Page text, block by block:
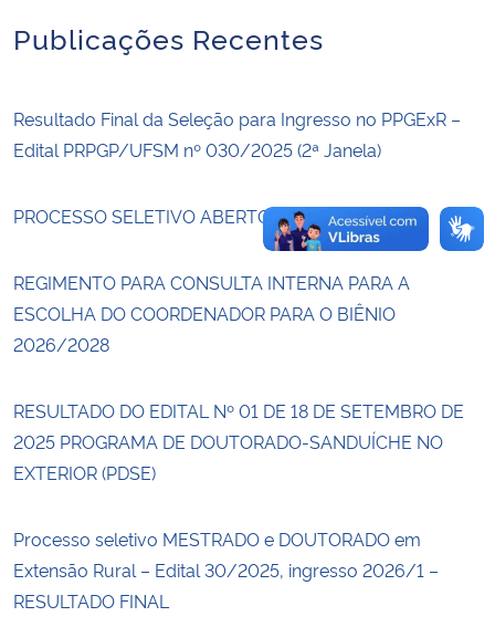
Publicações Recentes
Resultado Final da Seleção para Ingresso no PPGExR –
Edital PRPGP/UFSM nº 030/2025 (2ª Janela)
PROCESSO SELETIVO ABERTO – PPGExR
REGIMENTO PARA CONSULTA INTERNA PARA A
ESCOLHA DO COORDENADOR PARA O BIÊNIO
2026/2028
RESULTADO DO EDITAL Nº 01 DE 18 DE SETEMBRO DE
2025 PROGRAMA DE DOUTORADO-SANDUÍCHE NO
EXTERIOR (PDSE)
Processo seletivo MESTRADO e DOUTORADO em
Extensão Rural – Edital 30/2025, ingresso 2026/1 –
RESULTADO FINAL